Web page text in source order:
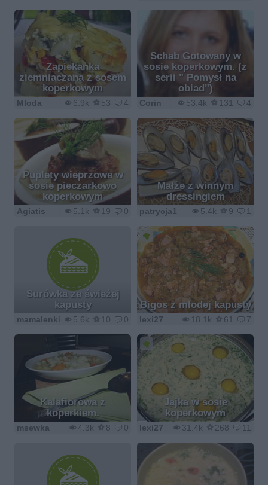
Zapiekanka
ziemniaczana z sosem
koperkowym
6.9k 53 4
Mloda
Schab Gotowany w
sosie koperkowym. (z
serii " Pomysł na
obiad")
53.4k 131 4
Corin
Puplety wieprzowe w
sosie pieczarkowo
koperkowym
5.1k 19 0
Agiatis
Małże z winnym
dressingiem
5.4k 9 1
patrycja1
Surówka ze świeżej
kapusty
5.6k 10 0
mamalenki
Bigos z młodej kapusty
18.1k 61 7
lexi27
Kalafiorowa z
koperkiem.
4.3k 8 0
msewka
Jajka w sosie
koperkowym
31.4k 268 11
lexi27